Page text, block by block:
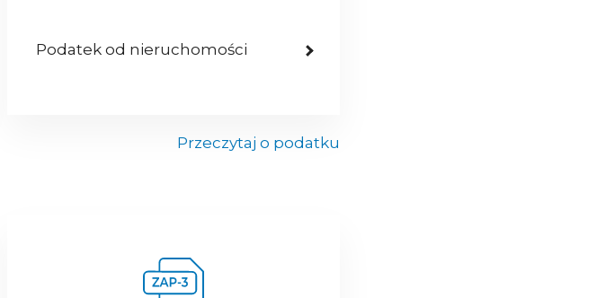
Podatek od nieruchomości
Przeczytaj o podatku